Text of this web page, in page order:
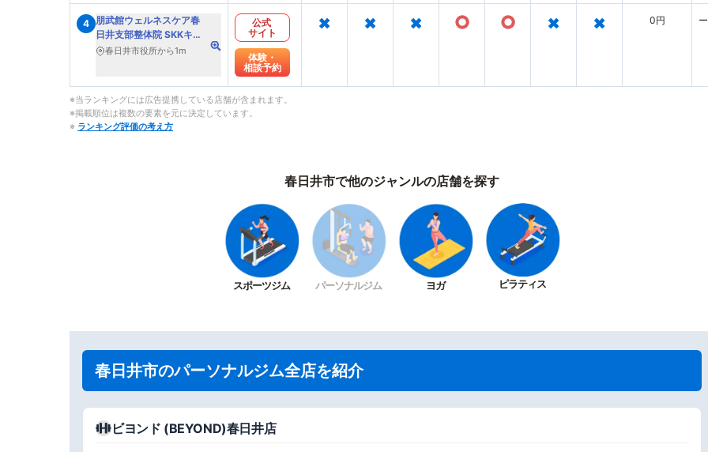
4 朋武館ウェルネスケア春
日井支部整体院 SKKキュ
ーレ春日井市役所から1m
公式
サイト
体験・
相談予約
× × × ○ ○ × × 0円 ー
※当ランキングには広告提携している店舗が含まれます。
※掲載順位は複数の要素を元に決定しています。
※ ランキング評価の考え方
春日井市で他のジャンルの店舗を探す
スポーツジム パーソナルジム ヨガ ピラティス
春日井市のパーソナルジム全店を紹介
ビヨンド (BEYOND)春日井店